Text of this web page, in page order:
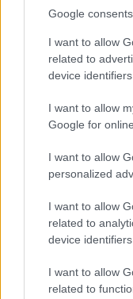
Google consents
I want to allow
related to
device identifiers
I want to allow
Google for
I want to allow
personalized
I want to allow
related to
device identifiers
I want to allow
related to
Április 22. a
helyett inkább
Azevedofotóival,
szeretteitekkel a
barátunk. A
ember.